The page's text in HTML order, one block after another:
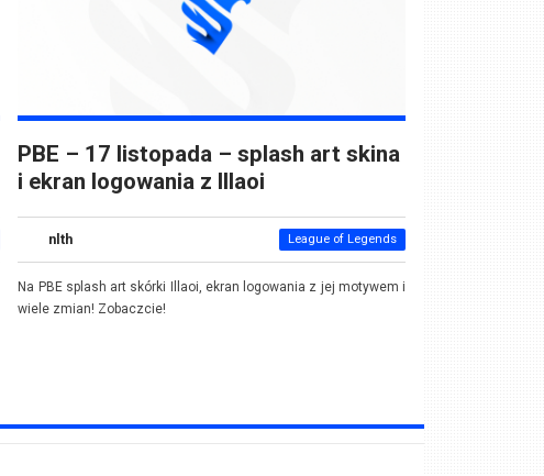
PBE – 17 listopada – splash art skina
i ekran logowania z Illaoi
nlth League of Legends
Na PBE splash art skórki Illaoi, ekran logowania z jej motywem i
wiele zmian! Zobaczcie!